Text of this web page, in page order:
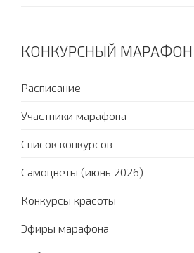
КОНКУРСНЫЙ МАРАФОН
Расписание
Участники марафона
Список конкурсов
Самоцветы (июнь 2026)
Конкурсы красоты
Эфиры марафона